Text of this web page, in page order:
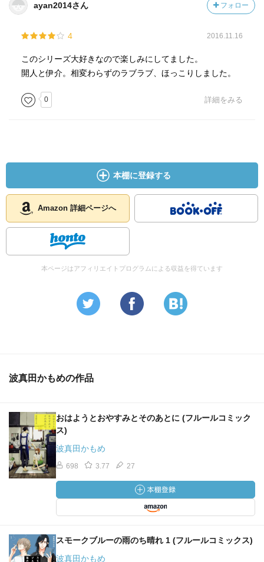
ayan2014さん フォロー
4 2016.11.16
このシリーズ大好きなので楽しみにしてました。
開人と伊介。相変わらずのラブラブ、ほっこりしました。
0 詳細をみる
本棚に登録する
Amazon 詳細ページへ
本ページはアフィリエイトプログラムによる収益を得ています
波真田かもめの作品
おはようとおやすみとそのあとに (フルールコミック
ス)
波真田かもめ
698 3.77 27
スモークブルーの雨のち晴れ 1 (フルールコミックス)
波真田かもめ